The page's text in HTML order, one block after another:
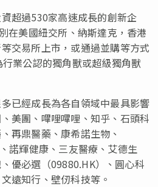
超過530家高速成長的創新企
在美國紐交所、納斯達克，香港
交易所上市，或通過並購等方式
業公認的獨角獸或超級獨角獸
已經成長為各自領域中最具影響
美團、嗶哩嗶哩、知乎、石頭科
再鼎醫藥、康希諾生物、
諾輝健康、三友醫療、艾德生
優必選（09880.HK）、圓心科
遠知行、壁仞科技等。